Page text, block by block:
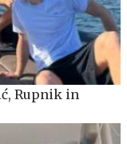
Rupnik in